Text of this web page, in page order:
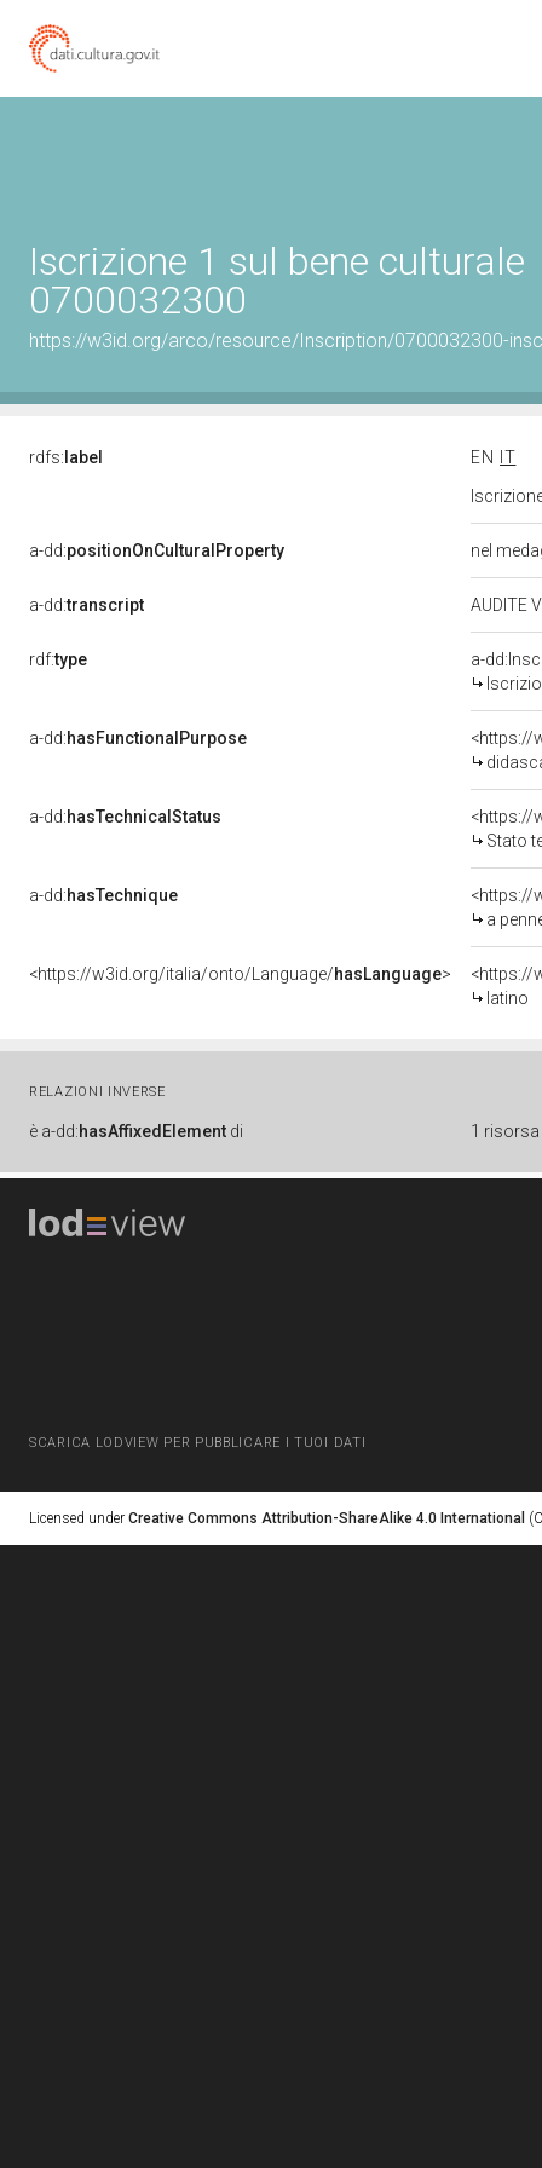
Iscrizione 1 sul bene culturale
0700032300
https://w3id.org/arco/resource/Inscription/0700032300-
rdfs: label EN
IT
a-dd:positionOnCulturalProperty nel
a-dd:transcript AUDITE
rdf:type
a-
a-dd:hasFunctionalPurpose
<https://
a-dd:hasTechnicalStatus
Stato
a-dd:hasTechnique
<https://
a
<https://w3id.org/italia/onto/Language/hasLanguage>
<https://
latino
RELAZIONI INVERSE
è a-dd:hasAffixedElement di 1 risorsa
SCARICA LODVIEW PER PUBBLICARE I TUOI DATI
Licensed under Creative Commons Attribution-ShareAlike 4.0 International